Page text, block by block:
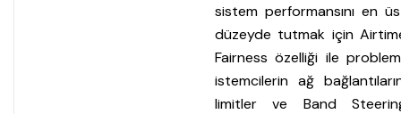
sistem performansını en
düzeyde tutmak için
Fairness özelliği ile
istemcilerin ağ
limitler ve Band